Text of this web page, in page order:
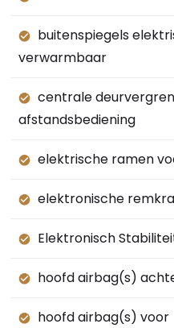
buitenspiegels
verwarmbaar
centrale
afstandsbediening
elektrische ramen
elektronische
Elektronisch
hoofd airbag(s)
hoofd airbag(s) voor